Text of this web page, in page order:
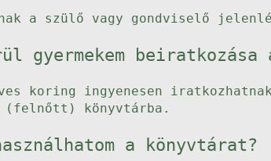
a szülő vagy gondviselő
gyermekem beiratkozása
koring ingyenesen
(felnőtt) könyvtárba.
a könyvtárat?